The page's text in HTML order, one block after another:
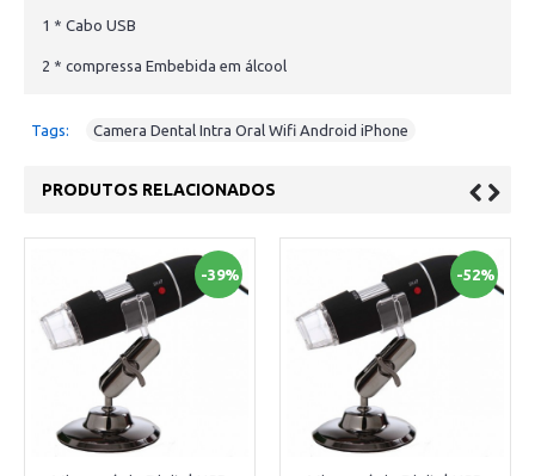
1 * Cabo USB
2 * compressa Embebida em álcool
Tags: Camera Dental Intra Oral Wifi Android iPhone
PRODUTOS RELACIONADOS
-39% -52%